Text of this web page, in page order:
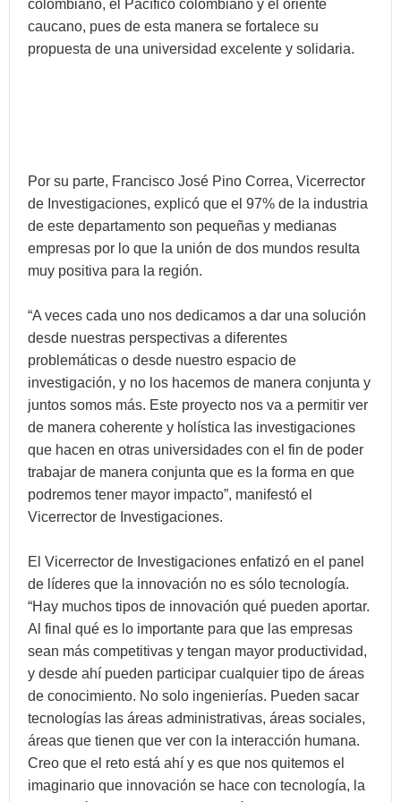
colombiano, el Pacífico colombiano y el oriente
caucano, pues de esta manera se fortalece su
propuesta de una universidad excelente y solidaria.
Por su parte, Francisco José Pino Correa, Vicerrector
de Investigaciones, explicó que el 97% de la industria
de este departamento son pequeñas y medianas
empresas por lo que la unión de dos mundos resulta
muy positiva para la región.
“A veces cada uno nos dedicamos a dar una solución
desde nuestras perspectivas a diferentes
problemáticas o desde nuestro espacio de
investigación, y no los hacemos de manera conjunta y
juntos somos más. Este proyecto nos va a permitir ver
de manera coherente y holística las investigaciones
que hacen en otras universidades con el fin de poder
trabajar de manera conjunta que es la forma en que
podremos tener mayor impacto”, manifestó el
Vicerrector de Investigaciones.
El Vicerrector de Investigaciones enfatizó en el panel
de líderes que la innovación no es sólo tecnología.
“Hay muchos tipos de innovación qué pueden aportar.
Al final qué es lo importante para que las empresas
sean más competitivas y tengan mayor productividad,
y desde ahí pueden participar cualquier tipo de áreas
de conocimiento. No solo ingenierías. Pueden sacar
tecnologías las áreas administrativas, áreas sociales,
áreas que tienen que ver con la interacción humana.
Creo que el reto está ahí y es que nos quitemos el
imaginario que innovación se hace con tecnología, la